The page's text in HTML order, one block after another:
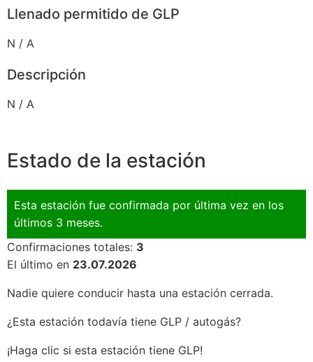
Llenado permitido de GLP
N / A
Descripción
N / A
Estado de la estación
Esta estación fue confirmada por última vez en los
últimos 3 meses.
Confirmaciones totales: 3
El último en 23.07.2026
Nadie quiere conducir hasta una estación cerrada.
¿Esta estación todavía tiene GLP / autogás?
¡Haga clic si esta estación tiene GLP!